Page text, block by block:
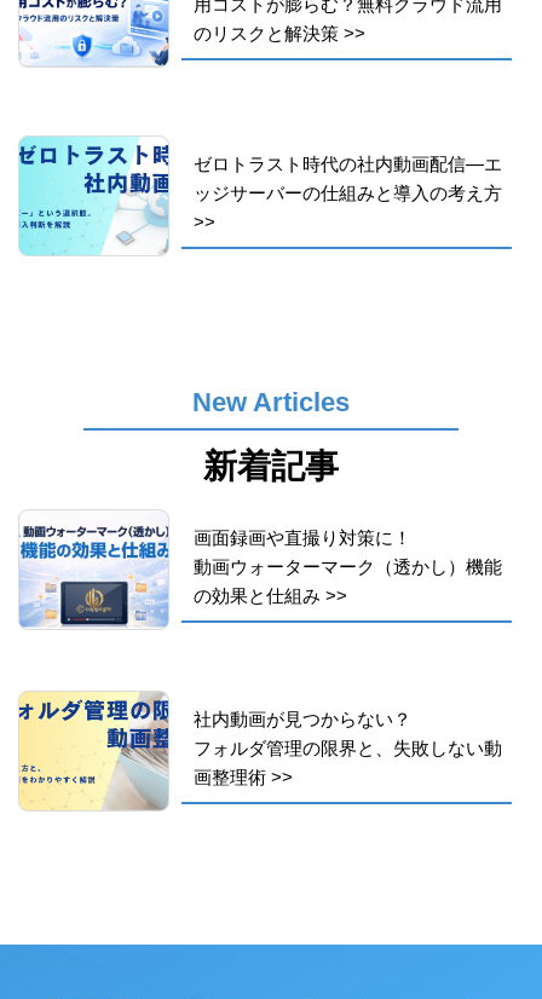
用コストが膨らむ？無料クラウド流用
のリスクと解決策>>
ゼロトラスト時代の社内動画配信―エ
ッジサーバーの仕組みと導入の考え方
>>
New Articles
新着記事
画面録画や直撮り対策に！
動画ウォーターマーク（透かし）機能
の効果と仕組み>>
社内動画が見つからない？
フォルダ管理の限界と、失敗しない動
画整理術>>